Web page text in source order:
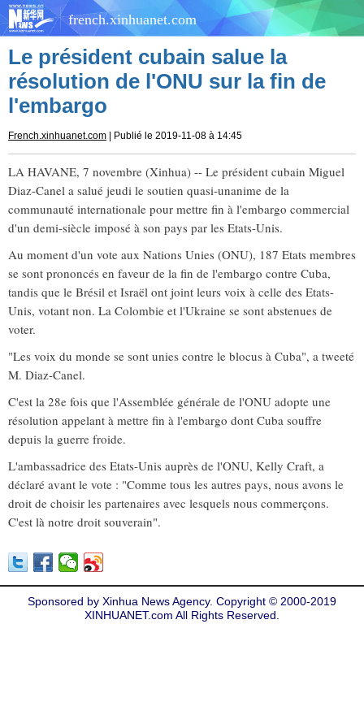
french.xinhuanet.com
Le président cubain salue la
résolution de l'ONU sur la fin de
l'embargo
French.xinhuanet.com | Publié le 2019-11-08 à 14:45
LA HAVANE, 7 novembre (Xinhua) -- Le président cubain Miguel
Diaz-Canel a salué jeudi le soutien quasi-unanime de la
communauté internationale pour mettre fin à l'embargo commercial
d'un demi-siècle imposé à son pays par les Etats-Unis.
Au moment d'un vote aux Nations Unies (ONU), 187 Etats membres
se sont prononcés en faveur de la fin de l'embargo contre Cuba,
tandis que le Brésil et Israël ont joint leurs voix à celle des Etats-
Unis, votant non. La Colombie et l'Ukraine se sont abstenues de
voter.
"Les voix du monde se sont unies contre le blocus à Cuba", a tweeté
M. Diaz-Canel.
C'est la 28e fois que l'Assemblée générale de l'ONU adopte une
résolution appelant à mettre fin à l'embargo dont Cuba souffre
depuis la guerre froide.
L'ambassadrice des Etats-Unis auprès de l'ONU, Kelly Craft, a
déclaré avant le vote : "Comme tous les autres pays, nous avons le
droit de choisir les partenaires avec lesquels nous commerçons.
C'est là notre droit souverain".
Sponsored by Xinhua News Agency. Copyright © 2000-2019
XINHUANET.com All Rights Reserved.